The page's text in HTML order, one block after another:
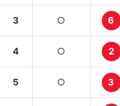
3 ○ 6
4 ○ 2
5 ○ 3